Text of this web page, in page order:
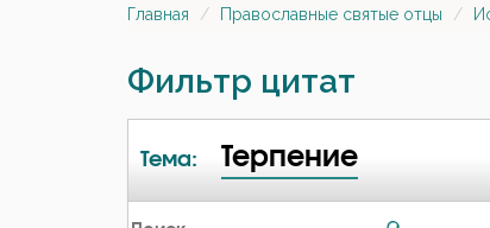
Главная Православные святые отцы
Фильтр цитат
Тема: Терпение